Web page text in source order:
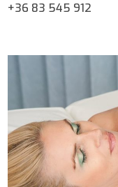
+36 83 545 912